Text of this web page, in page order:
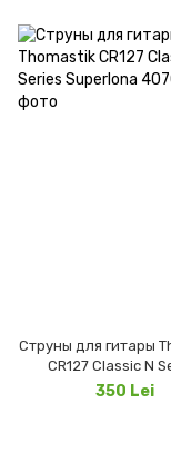
Струны для гитары
CR127 Classic N
Superlona
350 Lei